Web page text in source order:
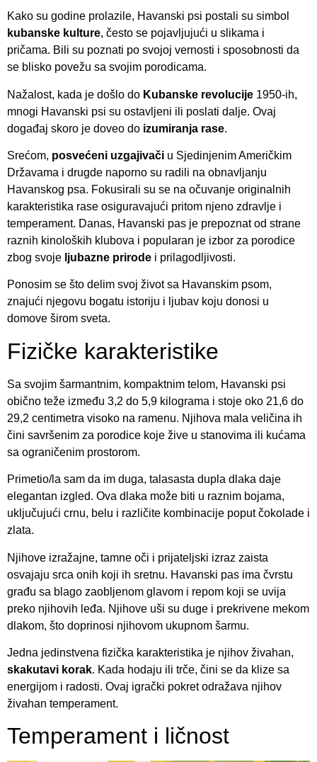
Kako su godine prolazile, Havanski psi postali su simbol
kubanske kulture, često se pojavljujući u slikama i
pričama. Bili su poznati po svojoj vernosti i sposobnosti da
se blisko povežu sa svojim porodicama.
Nažalost, kada je došlo do Kubanske revolucije 1950-ih,
mnogi Havanski psi su ostavljeni ili poslati dalje. Ovaj
događaj skoro je doveo do izumiranja rase.
Srećom, posvećeni uzgajivači u Sjedinjenim Američkim
Državama i drugde naporno su radili na obnavljanju
Havanskog psa. Fokusirali su se na očuvanje originalnih
karakteristika rase osiguravajući pritom njeno zdravlje i
temperament. Danas, Havanski pas je prepoznat od strane
raznih kinoloških klubova i popularan je izbor za porodice
zbog svoje ljubazne prirode i prilagodljivosti.
Ponosim se što delim svoj život sa Havanskim psom,
znajući njegovu bogatu istoriju i ljubav koju donosi u
domove širom sveta.
Fizičke karakteristike
Sa svojim šarmantnim, kompaktnim telom, Havanski psi
obično teže između 3,2 do 5,9 kilograma i stoje oko 21,6 do
29,2 centimetra visoko na ramenu. Njihova mala veličina ih
čini savršenim za porodice koje žive u stanovima ili kućama
sa ograničenim prostorom.
Primetio/la sam da im duga, talasasta dupla dlaka daje
elegantan izgled. Ova dlaka može biti u raznim bojama,
uključujući crnu, belu i različite kombinacije poput čokolade i
zlata.
Njihove izražajne, tamne oči i prijateljski izraz zaista
osvajaju srca onih koji ih sretnu. Havanski pas ima čvrstu
građu sa blago zaobljenom glavom i repom koji se uvija
preko njihovih leđa. Njihove uši su duge i prekrivene mekom
dlakom, što doprinosi njihovom ukupnom šarmu.
Jedna jedinstvena fizička karakteristika je njihov živahan,
skakutavi korak. Kada hodaju ili trče, čini se da klize sa
energijom i radosti. Ovaj igrački pokret odražava njihov
živahan temperament.
Temperament i ličnost